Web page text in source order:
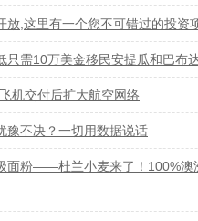
放,这里有一个您不可错过的投资
只需10万美金移民安提瓜和巴布
机交付后扩大航空网络
豫不决？一切用数据说话
面粉——杜兰小麦来了！100%澳